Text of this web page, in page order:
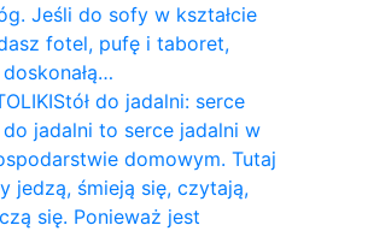
Jeśli do sofy w kształcie
fotel, pufę i taboret,
Stół do jadalni: serce
do jadalni to serce jadalni w
domowym. Tutaj
jedzą, śmieją się, czytają,
się. Ponieważ jest